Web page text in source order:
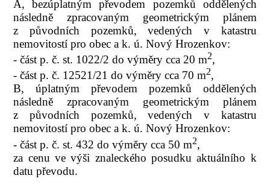
A, bezúplatným převodem pozemků oddělených
následně zpracovaným geometrickým plánem
z původních pozemků, vedených v katastru
nemovitostí pro obec a k. ú. Nový Hrozenkov:
- část p. č. st. 1022/2 do výměry cca 20 m2,
- část p. č. 12521/21 do výměry cca 70 m2,
B, úplatným převodem pozemků oddělených
následně zpracovaným geometrickým plánem
z původních pozemků, vedených v katastru
nemovitostí pro obec a k. ú. Nový Hrozenkov:
- část p. č. st. 432 do výměry cca 50 m2,
za cenu ve výši znaleckého posudku aktuálního k
datu převodu.